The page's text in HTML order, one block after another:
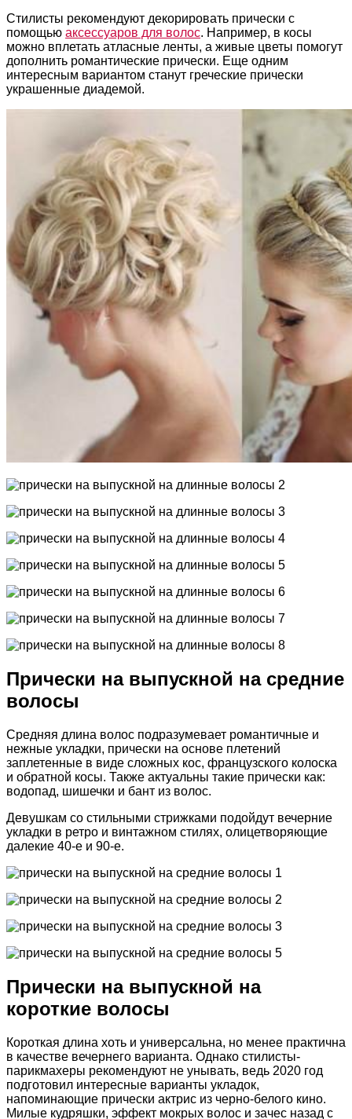
Стилисты рекомендуют декорировать прически с
помощью аксессуаров для волос. Например, в косы
можно вплетать атласные ленты, а живые цветы помогут
дополнить романтические прически. Еще одним
интересным вариантом станут греческие прически
украшенные диадемой.
Прически на выпускной на средние
волосы
Средняя длина волос подразумевает романтичные и
нежные укладки, прически на основе плетений
заплетенные в виде сложных кос, французского колоска
и обратной косы. Также актуальны такие прически как:
водопад, шишечки и бант из волос.
Девушкам со стильными стрижками подойдут вечерние
укладки в ретро и винтажном стилях, олицетворяющие
далекие 40-е и 90-е.
Прически на выпускной на
короткие волосы
Короткая длина хоть и универсальна, но менее практична
в качестве вечернего варианта. Однако стилисты-
парикмахеры рекомендуют не унывать, ведь 2020 год
подготовил интересные варианты укладок,
напоминающие прически актрис из черно-белого кино.
Милые кудряшки, эффект мокрых волос и зачес назад с